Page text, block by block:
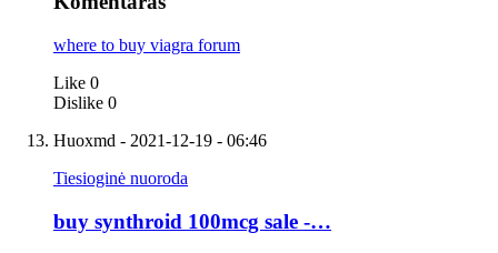
where to buy viagra forum
Like 0
Dislike 0
Huoxmd - 2021-12-19 - 06:46
Tiesioginė nuoroda
buy synthroid 100mcg sale -…